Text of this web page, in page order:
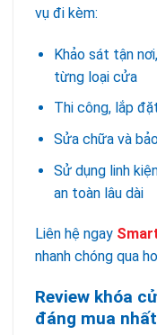
vụ đi kèm:
Khảo sát tận
từng loại cửa
Thi công, lắp
Sửa chữa và
Sử dụng linh
an toàn lâu dài
Liên hệ ngay
nhanh chóng qua
Review khóa
đáng mua nhất